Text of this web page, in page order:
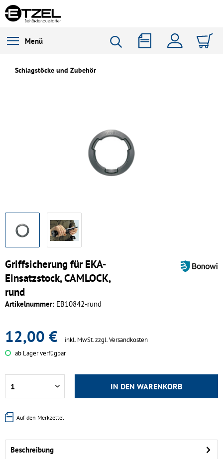
Menü
Schlagstöcke und Zubehör
Griffsicherung für EKA-
Einsatzstock, CAMLOCK,
rund
Artikelnummer: EB10842-rund
12,00 € inkl. MwSt.zzgl. Versandkosten
ab Lager verfügbar
IN DEN WARENKORB
Auf den Merkzettel
Beschreibung